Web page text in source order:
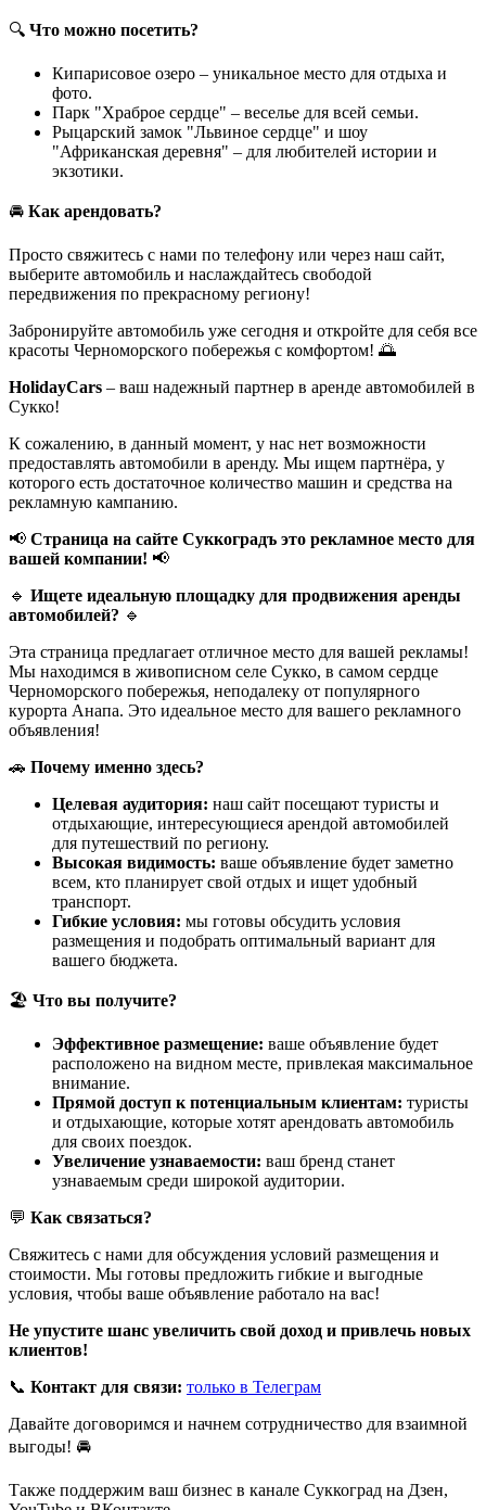
🔍 Что можно посетить?
Кипарисовое озеро – уникальное место для отдыха и
фото.
Парк "Храброе сердце" – веселье для всей семьи.
Рыцарский замок "Львиное сердце" и шоу
"Африканская деревня" – для любителей истории и
экзотики.
🚘 Как арендовать?
Просто свяжитесь с нами по телефону или через наш сайт,
выберите автомобиль и наслаждайтесь свободой
передвижения по прекрасному региону!
Забронируйте автомобиль уже сегодня и откройте для себя все
красоты Черноморского побережья с комфортом! 🌅
HolidayCars – ваш надежный партнер в аренде автомобилей в
Сукко!
К сожалению, в данный момент, у нас нет возможности
предоставлять автомобили в аренду. Мы ищем партнёра, у
которого есть достаточное количество машин и средства на
рекламную кампанию.
📢 Страница на сайте Суккоградъ это рекламное место для
вашей компании! 📢
🔹 Ищете идеальную площадку для продвижения аренды
автомобилей? 🔹
Эта страница предлагает отличное место для вашей рекламы!
Мы находимся в живописном селе Сукко, в самом сердце
Черноморского побережья, неподалеку от популярного
курорта Анапа. Это идеальное место для вашего рекламного
объявления!
🚗 Почему именно здесь?
Целевая аудитория: наш сайт посещают туристы и
отдыхающие, интересующиеся арендой автомобилей
для путешествий по региону.
Высокая видимость: ваше объявление будет заметно
всем, кто планирует свой отдых и ищет удобный
транспорт.
Гибкие условия: мы готовы обсудить условия
размещения и подобрать оптимальный вариант для
вашего бюджета.
🏖️ Что вы получите?
Эффективное размещение: ваше объявление будет
расположено на видном месте, привлекая максимальное
внимание.
Прямой доступ к потенциальным клиентам: туристы
и отдыхающие, которые хотят арендовать автомобиль
для своих поездок.
Увеличение узнаваемости: ваш бренд станет
узнаваемым среди широкой аудитории.
💬 Как связаться?
Свяжитесь с нами для обсуждения условий размещения и
стоимости. Мы готовы предложить гибкие и выгодные
условия, чтобы ваше объявление работало на вас!
Не упустите шанс увеличить свой доход и привлечь новых
клиентов!
📞 Контакт для связи: только в Телеграм
Давайте договоримся и начнем сотрудничество для взаимной
выгоды! 🚘
Также поддержим ваш бизнес в канале Суккоград на Дзен,